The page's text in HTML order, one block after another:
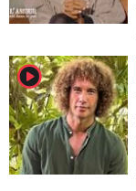
player2